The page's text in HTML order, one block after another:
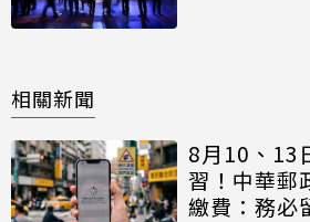
相關新聞
8月10、13
習！中華郵
繳費：務必